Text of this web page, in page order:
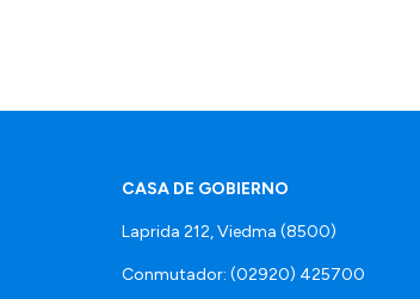
CASA DE GOBIERNO
Laprida 212, Viedma (8500)
Conmutador: (02920) 425700